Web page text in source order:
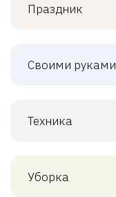
Праздник
Своими руками
Техника
Уборка